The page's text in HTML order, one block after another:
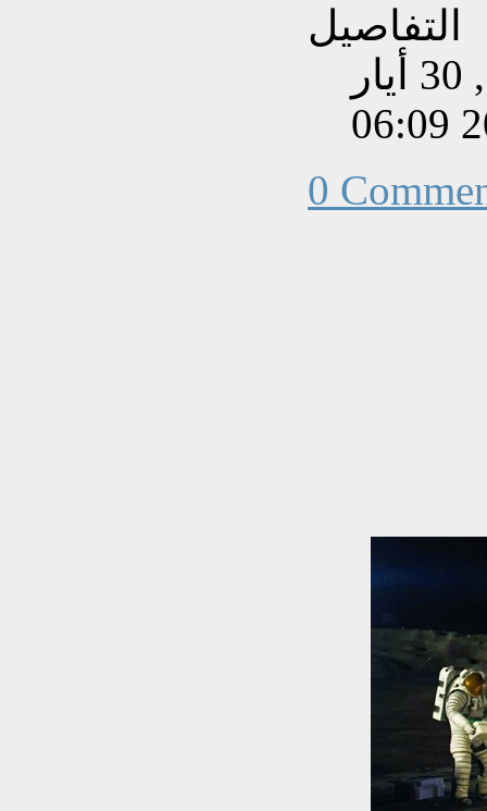
التفاصيل
تم إنشاءه بتاريخ السبت, 30 أيار
0